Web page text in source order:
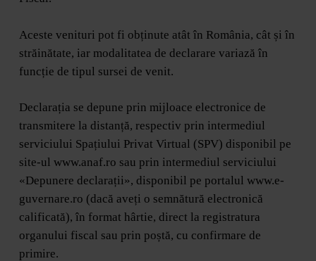
Aceste venituri pot fi obținute atât în România, cât și în
străinătate, iar modalitatea de declarare variază în
funcție de tipul sursei de venit.
Declarația se depune prin mijloace electronice de
transmitere la distanță, respectiv prin intermediul
serviciului Spațiului Privat Virtual (SPV) disponibil pe
site-ul www.anaf.ro sau prin intermediul serviciului
«Depunere declarații», disponibil pe portalul www.e-
guvernare.ro (dacă aveți o semnătură electronică
calificată), în format hârtie, direct la registratura
organului fiscal sau prin poștă, cu confirmare de
primire.